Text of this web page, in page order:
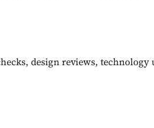
design reviews, technology